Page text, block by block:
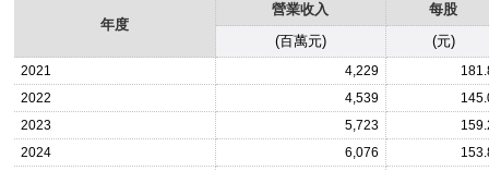
年度
營業收入
每股
(百萬元)
(元)
2021 4,229
2022
4,539
2023
5,723
2024
6,076